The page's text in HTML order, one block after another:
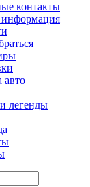
контакты
авто
легенды